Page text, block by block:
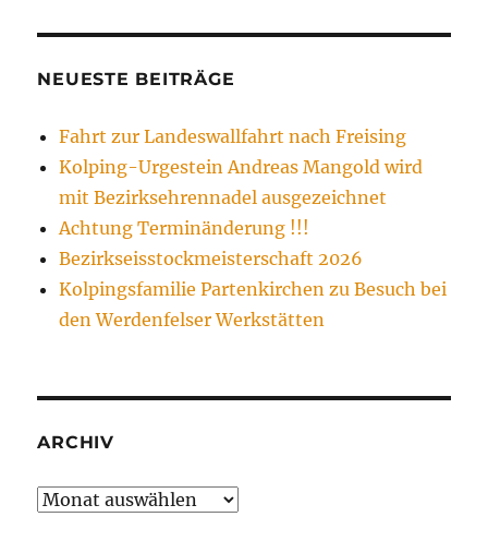
NEUESTE BEITRÄGE
Fahrt zur Landeswallfahrt nach Freising
Kolping-Urgestein Andreas Mangold wird
mit Bezirksehrennadel ausgezeichnet
Achtung Terminänderung !!!
Bezirkseisstockmeisterschaft 2026
Kolpingsfamilie Partenkirchen zu Besuch bei
den Werdenfelser Werkstätten
ARCHIV
Archiv